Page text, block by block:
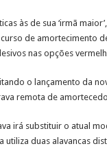
às de sua ‘irmã
de amortecimento
nas opções
o lançamento da
remota de
irá substituir o atual
utiliza duas alavancas